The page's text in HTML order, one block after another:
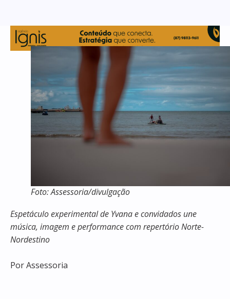
Foto: Assessoria/divulgação
Espetáculo experimental de Yvana e convidados une
música, imagem e performance com repertório Norte-
Nordestino
Por Assessoria